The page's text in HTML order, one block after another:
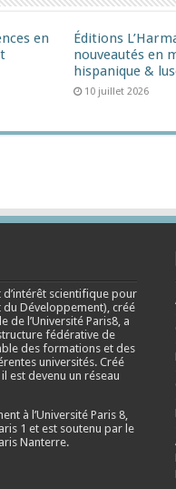
en
Éditions
nouveautés en
hispanique &
10 juillet 2026
d’intérêt scientifique pour
du Développement), créé
de l’Université Paris8, a
fédérative de
des formations et des
universités. Créé
est devenu un réseau
à l’Université Paris 8,
1 et est soutenu par le
Nanterre.